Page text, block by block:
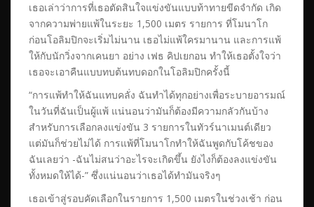
เธอเล่าว่าการที่เธอตัดสินใจแข่งขันแบบท้าทายขีดจำกัด เกิด
จากความพ่ายแพ้ในระยะ 1,500 เมตร รายการ ที่โมนาโก
ก่อนโอลิมปิกจะเริ่มไม่นาน เธอไม่แพ้ใครมานาน และการแพ้
ให้กับนักวิ่งจากเคนยา อย่าง เฟธ คิปเยกอน ทำให้เธอตั้งใจว่า
เธอจะเอาคืนแบบทบต้นทบดอกในโอลิมปิกครั้งนี้
“การแพ้ทำให้ฉันแทบคลั่ง ฉันทำได้ทุกอย่างเพื่อระบายอารมณ์
ในวันที่ฉันเป็นผู้แพ้ แน่นอนว่ามันก็ต้องมีความกลัวกันบ้าง
สำหรับการเลือกลงแข่งขัน 3 รายการในทัวร์นาเมนต์เดียว
แต่มันก็ช่วยไม่ได้ การแพ้ที่โมนาโกทำให้ฉันพูดกับโค้ชของ
ฉันเลยว่า -ฉันไม่สนว่าอะไรจะเกิดขึ้น ยังไงก็ต้องลงแข่งขัน
ทั้งหมดให้ได้-” ซึ่งแน่นอนว่าเธอได้ทำมันจริงๆ
เธอเข้าสู่รอบคัดเลือกในรายการ 1,500 เมตรในช่วงเช้า ก่อน